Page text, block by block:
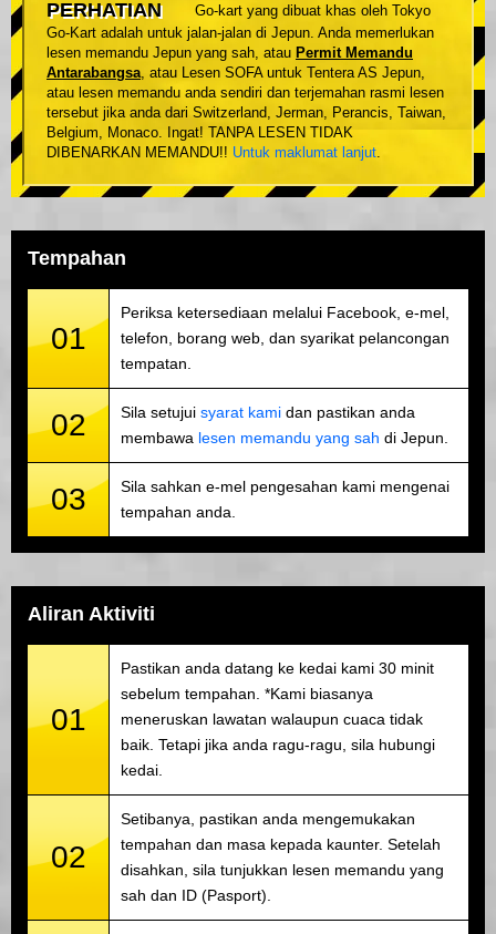
PERHATIAN
Go-kart yang dibuat khas oleh Tokyo
Go-Kart adalah untuk jalan-jalan di Jepun. Anda memerlukan
lesen memandu Jepun yang sah, atau Permit Memandu
Antarabangsa, atau Lesen SOFA untuk Tentera AS Jepun,
atau lesen memandu anda sendiri dan terjemahan rasmi lesen
tersebut jika anda dari Switzerland, Jerman, Perancis, Taiwan,
Belgium, Monaco. Ingat! TANPA LESEN TIDAK
DIBENARKAN MEMANDU!! Untuk maklumat lanjut.
Tempahan
01
Periksa ketersediaan melalui Facebook, e-mel,
telefon, borang web, dan syarikat pelancongan
tempatan.
02 Sila setujui syarat kami dan pastikan anda
membawa lesen memandu yang sah di Jepun.
03
Sila sahkan e-mel pengesahan kami mengenai
tempahan anda.
Aliran Aktiviti
01
Pastikan anda datang ke kedai kami 30 minit
sebelum tempahan. *Kami biasanya
meneruskan lawatan walaupun cuaca tidak
baik. Tetapi jika anda ragu-ragu, sila hubungi
kedai.
02
Setibanya, pastikan anda mengemukakan
tempahan dan masa kepada kaunter. Setelah
disahkan, sila tunjukkan lesen memandu yang
sah dan ID (Pasport).